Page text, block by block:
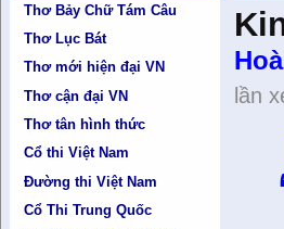
Thơ Bảy Chữ Tám Câu
Thơ Lục Bát
Thơ mới hiện đại VN
Thơ cận đại VN
Thơ tân hình thức
Cổ thi Việt Nam
Đường thi Việt Nam
Cổ Thi Trung Quốc
lần